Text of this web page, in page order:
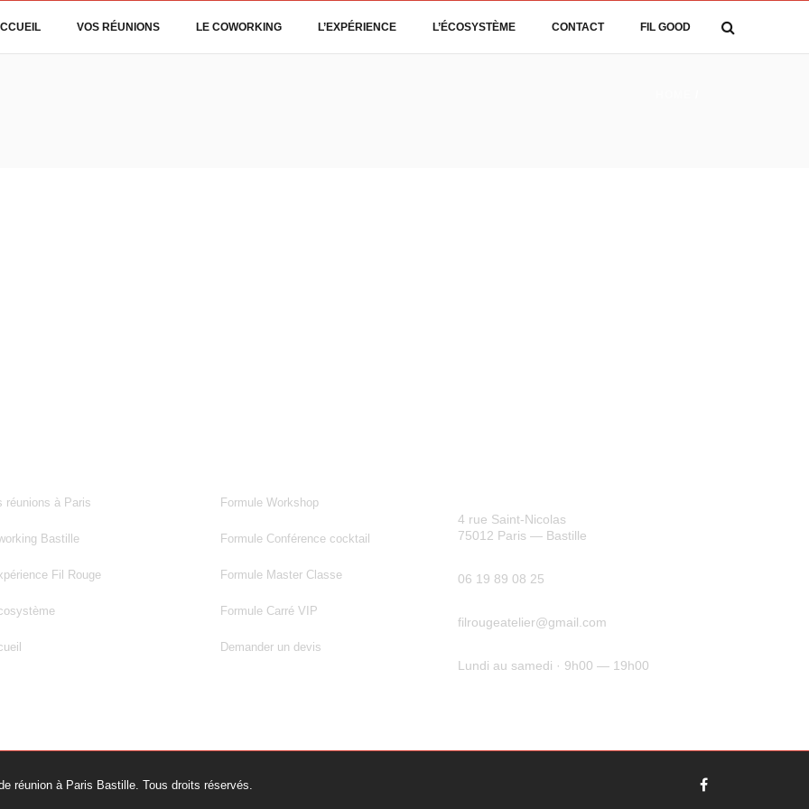
VOS RÉUNIONS LE COWORKING L’EXPÉRIENCE L’ÉCOSYSTÈME CONTACT FIL GOOD
réunions à Paris
Bastille
Fil Rouge
Formule Workshop
Formule Conférence cocktail
Formule Master Classe
Formule Carré VIP
Demander un devis
4 rue Saint-Nicolas
75012 Paris — Bastille
06 19 89 08 25
filrougeatelier@gmail.com
Lundi au samedi · 9h00 — 19h00
réunion à Paris Bastille. Tous droits réservés.